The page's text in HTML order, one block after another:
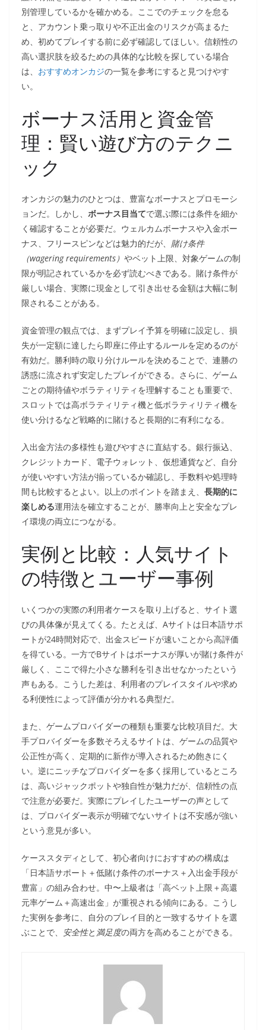
別管理しているかを確かめる。ここでのチェックを怠る
と、アカウント乗っ取りや不正出金のリスクが高まるた
め、初めてプレイする前に必ず確認してほしい。信頼性の
高い選択肢を絞るための具体的な比較を探している場合
は、 おすすめオンカジの一覧を参考にすると見つけやす
い。
ボーナス活用と資金管
理：賢い遊び方のテクニ
ック
オンカジの魅力のひとつは、豊富なボーナスとプロモーシ
ョンだ。しかし、 ボーナス目当てで選ぶ際には条件を細か
く確認することが必要だ。ウェルカムボーナスや入金ボー
ナス、フリースピンなどは魅力的だが、 賭け条件
（wagering requirements） やベット上限、対象ゲームの制
限が明記されているかを必ず読むべきである。賭け条件が
厳しい場合、実際に現金として引き出せる金額は大幅に制
限されることがある。
資金管理の観点では、まずプレイ予算を明確に設定し、損
失が一定額に達したら即座に停止するルールを定めるのが
有効だ。勝利時の取り分けルールを決めることで、連勝の
誘惑に流されず安定したプレイができる。さらに、ゲーム
ごとの期待値やボラティリティを理解することも重要で、
スロットでは高ボラティリティ機と低ボラティリティ機を
使い分けるなど戦略的に賭けると長期的に有利になる。
入出金方法の多様性も遊びやすさに直結する。銀行振込、
クレジットカード、電子ウォレット、仮想通貨など、自分
が使いやすい方法が揃っているか確認し、手数料や処理時
間も比較するとよい。以上のポイントを踏まえ、 長期的に
楽しめる運用法を確立することが、勝率向上と安全なプレ
イ環境の両立につながる。
実例と比較：人気サイト
の特徴とユーザー事例
いくつかの実際の利用者ケースを取り上げると、サイト選
びの具体像が見えてくる。たとえば、Aサイトは日本語サポ
ートが24時間対応で、出金スピードが速いことから高評価
を得ている。一方でBサイトはボーナスが厚いが賭け条件が
厳しく、ここで得た小さな勝利を引き出せなかったという
声もある。こうした差は、利用者のプレイスタイルや求め
る利便性によって評価が分かれる典型だ。
また、ゲームプロバイダーの種類も重要な比較項目だ。大
手プロバイダーを多数そろえるサイトは、ゲームの品質や
公正性が高く、定期的に新作が導入されるため飽きにく
い。逆にニッチなプロバイダーを多く採用しているところ
は、高いジャックポットや独自性が魅力だが、信頼性の点
で注意が必要だ。実際にプレイしたユーザーの声として
は、プロバイダー表示が明確でないサイトは不安感が強い
という意見が多い。
ケーススタディとして、初心者向けにおすすめの構成は
「日本語サポート＋低賭け条件のボーナス＋入出金手段が
豊富」の組み合わせ。中〜上級者は「高ベット上限＋高還
元率ゲーム＋高速出金」が重視される傾向にある。こうし
た実例を参考に、自分のプレイ目的と一致するサイトを選
ぶことで、
安全性と 満足度の両方を高めることができる。